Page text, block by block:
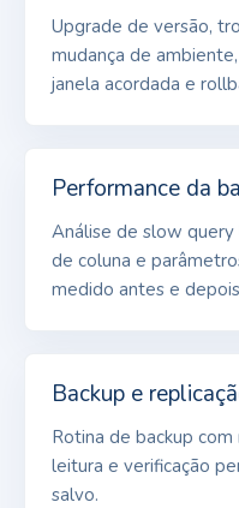
Upgrade de versão,
mudança de
janela acordada e
Performance da
Análise de slow query
de coluna e
medido antes e
Backup e
Rotina de backup
leitura e verificação
salvo.